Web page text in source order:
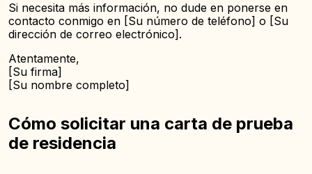
Si necesita más información, no dude en ponerse en
contacto conmigo en [Su número de teléfono] o [Su
dirección de correo electrónico].
Atentamente,
[Su firma]
[Su nombre completo]
Cómo solicitar una carta de prueba
de residencia